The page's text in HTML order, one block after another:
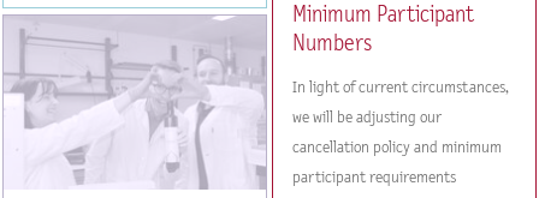
Minimum Participant
Numbers
In light of current circumstances,
we will be adjusting our
cancellation policy and minimum
participant requirements